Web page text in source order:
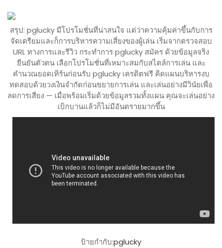
สรุป: pglucky มีโปรโมชั่นที่น่าสนใจ แต่ว่าความคุ้มค่าขึ้นกับการ
จัดเตรียมและก็การบริหารความเสี่ยงของผู้เล่น เริ่มจากตรวจสอบ
URL ทางการและรีวิว กระทำการ pglucky สมัคร ด้วยข้อมูลจริง
ยืนยันตัวตน เลือกโปรโมชั่นที่เหมาะสมกับสไตล์การเล่น และ
คำนวณยอดเทิร์นก่อนรับ pglucky เครดิตฟรี คิดแผนบริหารงบ
ทดสอบด้วยวงเงินจำกัดก่อนขยายการเล่น และเล่นอย่างมีวินัยเพื่อ
ลดการเสี่ยง — เมื่อพร้อมเริ่มด้วยข้อมูลรวมทั้งแผน คุณจะเล่นอย่าง
เบิกบานแล้วก็ไม่มีอันตรายมากขึ้น
ป้ายกำกับ:pglucky